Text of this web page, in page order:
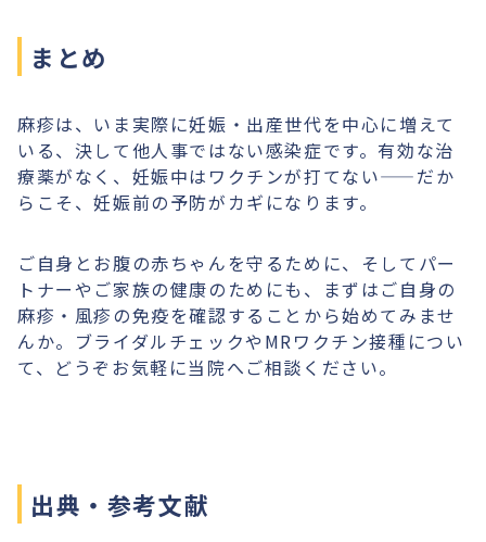
まとめ
麻疹は、いま実際に妊娠・出産世代を中心に増えて
いる、決して他人事ではない感染症です。有効な治
療薬がなく、妊娠中はワクチンが打てない——だか
らこそ、妊娠前の予防がカギになります。
ご自身とお腹の赤ちゃんを守るために、そしてパー
トナーやご家族の健康のためにも、まずはご自身の
麻疹・風疹の免疫を確認することから始めてみませ
んか。ブライダルチェックやMRワクチン接種につい
て、どうぞお気軽に当院へご相談ください。
出典・参考文献